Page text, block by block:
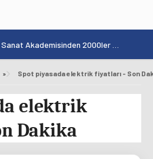
» Spot piyasada elektrik fiyatları - Son
elektrik
Dakika